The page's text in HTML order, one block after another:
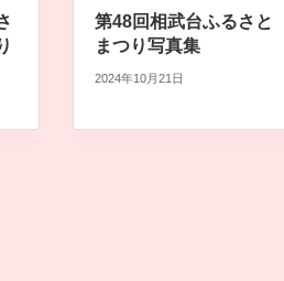
第48回相武台ふるさと
まつり写真集
2024年10月21日